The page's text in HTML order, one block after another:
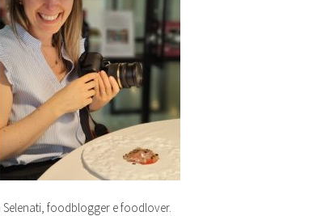
Selenati, foodblogger e foodlover.